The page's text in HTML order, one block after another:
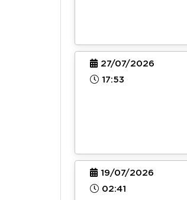
27/07/2026
17:53
19/07/2026
02:41